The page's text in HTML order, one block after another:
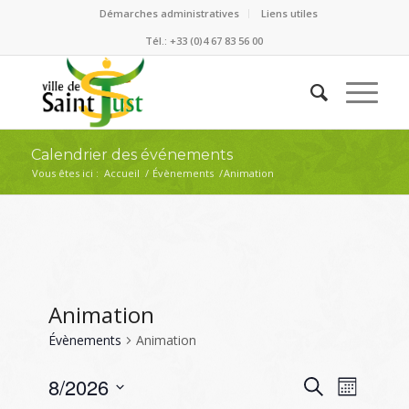
Démarches administratives
Liens utiles
Tél.: +33 (0)4 67 83 56 00
Calendrier des événements
Vous êtes ici : Accueil / Évènements /Animation
Animation
Évènements Animation
Recherche
de
Mois
8/2026